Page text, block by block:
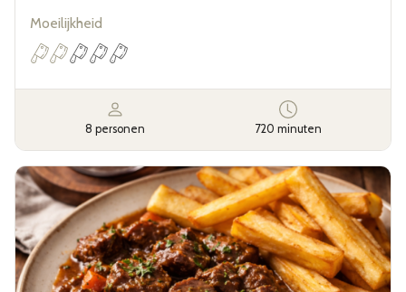
Moeilijkheid
8 personen 720 minuten